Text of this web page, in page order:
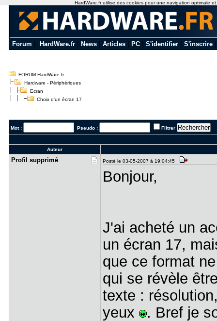
Forum HardWare.fr News Articles PC S'identifier S'inscrire
FORUM HardWare.fr
Hardware - Périphériques
Ecran
Choix d'un écran 17
Mot : Pseudo : Filtrer
Auteur
Profil sup​primé Posté le 03-05-2007 à 19:04:45
Bonjour,
J'ai acheté un
un écran 17,
que ce format
qui se révèle
texte :
yeux
. Bref je
HardWare.fr utilise des cookies pour une navigation optimale